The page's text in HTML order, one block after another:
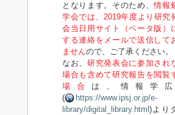
となります。そのため、情報
学会では、2019年度より研究
会当日用サイト（ベータ版）
する連絡をメールで送信して
ませんので、ご了承ください。
なお、研究発表会に参加され
場合も含めて研究報告を閲覧
場合 は、情報学広
(
https://www.ipsj.or.jp/e-
library/digital_library.html)より